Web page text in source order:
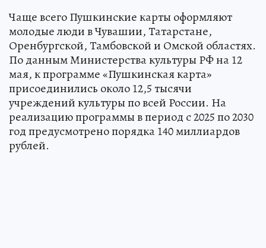
Чаще всего Пушкинские карты оформляют
молодые люди в Чувашии, Татарстане,
Оренбургской, Тамбовской и Омской областях.
По данным Министерства культуры РФ на 12
мая, к программе «Пушкинская карта»
присоединились около 12,5 тысячи
учреждений культуры по всей России. На
реализацию программы в период с 2025 по 2030
год предусмотрено порядка 140 миллиардов
рублей.